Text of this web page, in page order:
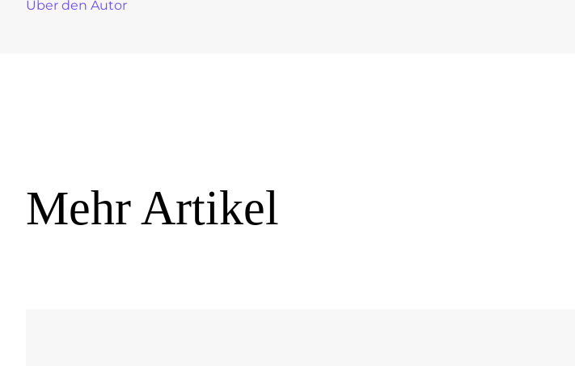
Über den Autor
Mehr Artikel